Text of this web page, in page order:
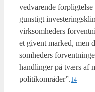
ved­va­ren­de
gun­stigt
virk­som­he­ders
et givent mar­ked, men
som­he­ders
handling­er på tværs af
politikområder”.14